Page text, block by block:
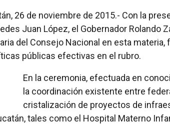
26 de noviembre de 2015.- Con la
Juan López, el Gobernador Rolando
del Consejo Nacional en esta
públicas efectivas en el rubro.
En la ceremonia, efectuada en
la coordinación existente entre
cristalización de proyectos de
tales como el Hospital Materno